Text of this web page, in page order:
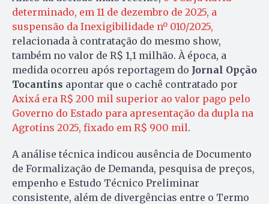
determinado, em 11 de dezembro de 2025, a
suspensão da Inexigibilidade nº 010/2025,
relacionada à contratação do mesmo show,
também no valor de R$ 1,1 milhão. À época, a
medida ocorreu após reportagem do Jornal Opção
Tocantins apontar que o cachê contratado por
Axixá era R$ 200 mil superior ao valor pago pelo
Governo do Estado para apresentação da dupla na
Agrotins 2025, fixado em R$ 900 mil.
A análise técnica indicou ausência de Documento
de Formalização de Demanda, pesquisa de preços,
empenho e Estudo Técnico Preliminar
consistente, além de divergências entre o Termo